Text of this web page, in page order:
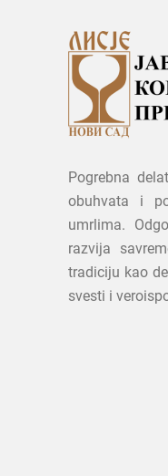
Pogrebna
obuhvata i
umrlima.
razvija
tradiciju kao
svesti i